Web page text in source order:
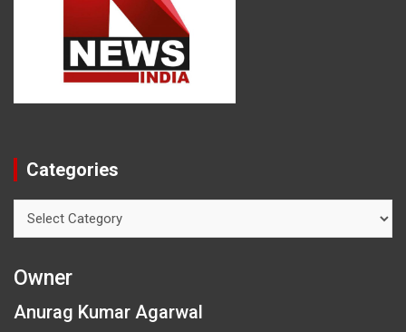
Categories
Owner
Anurag Kumar Agarwal